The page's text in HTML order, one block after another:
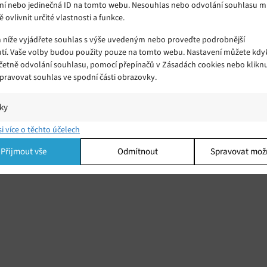
nebo jedinečná ID na tomto webu. Nesouhlas nebo odvolání souhlasu
ovlivnit určité vlastnosti a funkce.
vyjádřete souhlas s výše uvedeným nebo proveďte podrobnější
Vaše volby budou použity pouze na tomto webu. Nastavení můžete
odvolání souhlasu, pomocí přepínačů v Zásadách cookies nebo
souhlas ve spodní části obrazovky.
a/nebo přístup k informacím v zařízení, Porozumění publiku
kombinací údajů z různých zdrojů.
více o těchto účelech
Přijmout vše Odmítnout Spravovat
Čínský rover objevil na měsíčním
povrchu podivnou krychli připomínající
Měsíce narazilo na něco, co z dálky svým tvarem
připomíná velkou krychli.